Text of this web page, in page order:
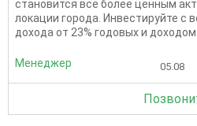
становится все более ценным
локации города. Инвестируйте с
дохода от 23% годовых и доходом
Менеджер 05.08